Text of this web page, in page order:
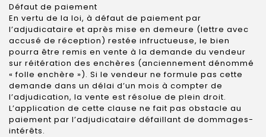
Défaut de paiement
En vertu de la loi, à défaut de paiement par
l’adjudicataire et après mise en demeure (lettre avec
accusé de réception) restée infructueuse, le bien
pourra être remis en vente à la demande du vendeur
sur réitération des enchères (anciennement dénommé
« folle enchère »). Si le vendeur ne formule pas cette
demande dans un délai d’un mois à compter de
l’adjudication, la vente est résolue de plein droit.
L’application de cette clause ne fait pas obstacle au
paiement par l’adjudicataire défaillant de dommages-
intérêts.